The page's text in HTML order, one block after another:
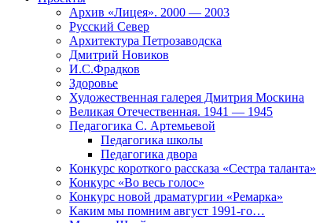
Архив «Лицея». 2000 — 2003
Русский Север
Архитектура Петрозаводска
Дмитрий Новиков
И.С.Фрадков
Здоровье
Художественная галерея Дмитрия Москина
Великая Отечественная. 1941 — 1945
Педагогика С. Артемьевой
Педагогика школы
Педагогика двора
Конкурс короткого рассказа «Сестра таланта»
Конкурс «Во весь голос»
Конкурс новой драматургии «Ремарка»
Каким мы помним август 1991-го…